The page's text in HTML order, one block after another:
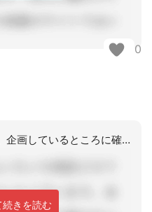
0
おはようございます。研修を、企画しているところに確認されるのが、いいと思います
きを読む